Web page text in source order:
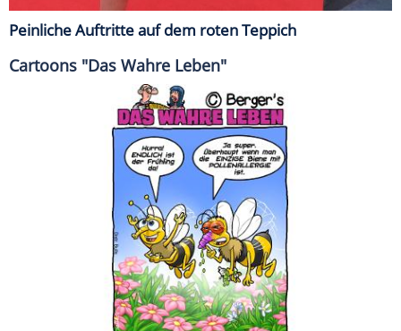
Peinliche Auftritte auf dem roten Teppich
Cartoons "Das Wahre Leben"